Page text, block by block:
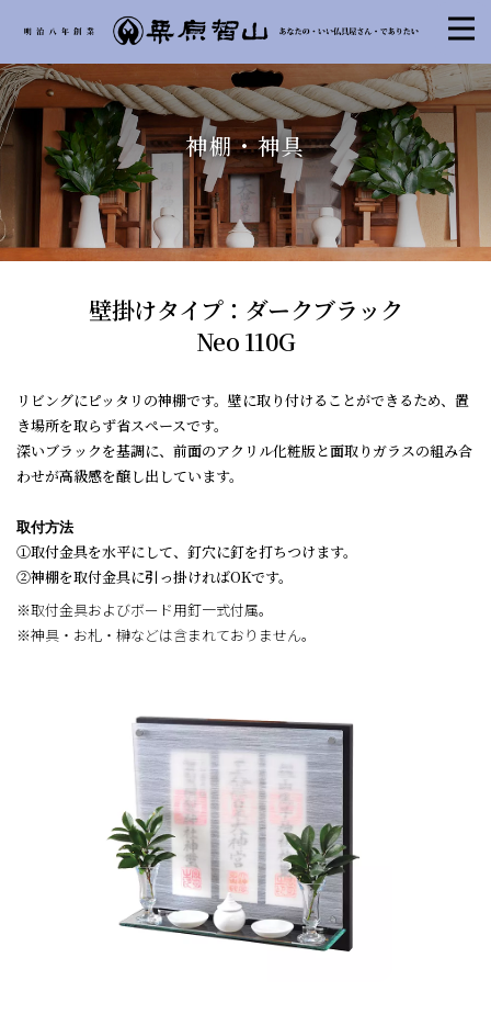
神棚・神具
壁掛けタイプ：ダークブラック
Neo 110G
リビングにピッタリの神棚です。壁に取り付けることができるため、置
き場所を取らず省スペースです。
深いブラックを基調に、前面のアクリル化粧版と面取りガラスの組み合
わせが高級感を醸し出しています。
取付方法
①取付金具を水平にして、釘穴に釘を打ちつけます。
➁神棚を取付金具に引っ掛ければOKです。
※取付金具およびボード用釘一式付属。
※神具・お札・榊などは含まれておりません。